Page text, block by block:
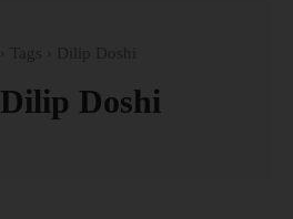
Dilip Doshi